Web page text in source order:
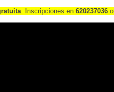
. Inscripciones en 620237036o